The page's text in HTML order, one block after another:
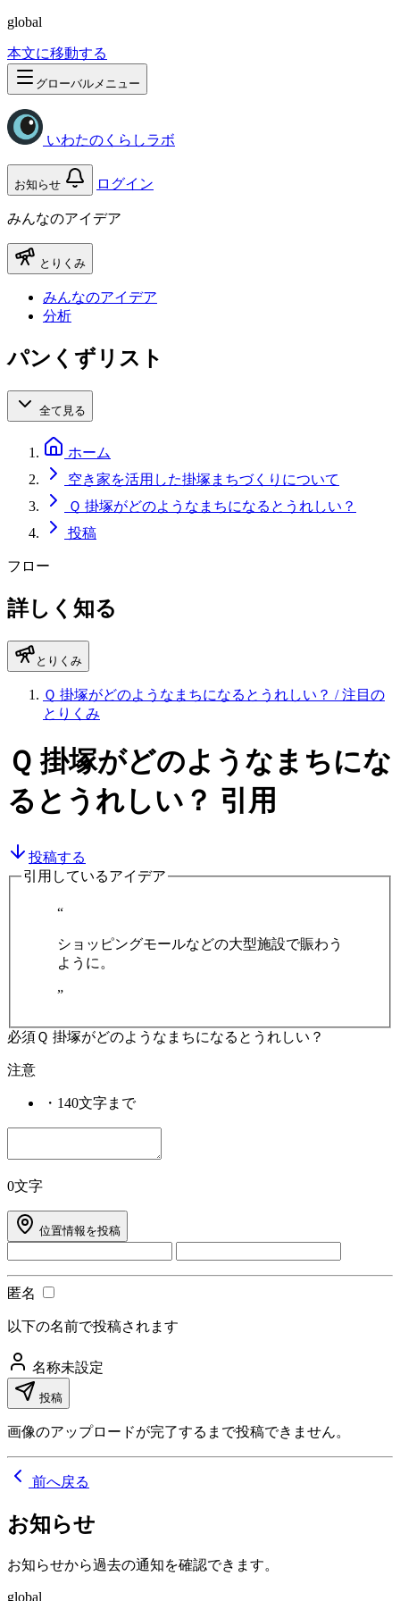
global
本文に移動する
グローバルメニュー
いわたのくらしラボ
お知らせ ログイン
みんなのアイデア
とりくみ
みんなのアイデア
分析
パンくずリスト
全て見る
ホーム
空き家を活用した掛塚まちづくりについて
Ｑ 掛塚がどのようなまちになるとうれしい？
投稿
フロー
詳しく知る
とりくみ
Ｑ 掛塚がどのようなまちになるとうれしい？ / 注目の
とりくみ
Ｑ 掛塚がどのようなまちにな
るとうれしい？ 引用
投稿する
引用しているアイデア
“
ショッピングモールなどの大型施設で賑わう
ように。
”
必須Ｑ 掛塚がどのようなまちになるとうれしい？
注意
・ 140文字まで
0文字
位置情報を投稿
匿名
以下の名前で投稿されます
名称未設定
投稿
画像のアップロードが完了するまで投稿できません。
前へ戻る
お知らせ
お知らせから過去の通知を確認できます。
global